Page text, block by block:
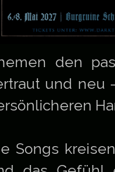
den
und neu
Songs